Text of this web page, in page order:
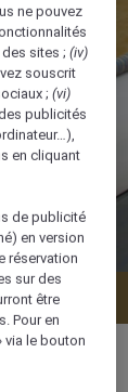
ne pouvez
des sites ;(iv)
souscrit
;(vi)
publicités
en cliquant
de publicité
en version
réservation
sur des
être
Pour en
via le bouton